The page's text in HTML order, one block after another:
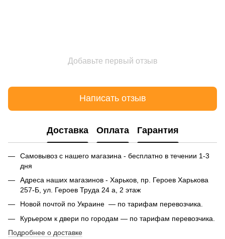
Добавьте первый отзыв
Написать отзыв
Доставка Оплата Гарантия
Самовывоз с нашего магазина - бесплатно в течении 1-3
дня
Адреса наших магазинов - Харьков, пр. Героев Харькова
257-Б, ул. Героев Труда 24 а, 2 этаж
Новой почтой по Украине — по тарифам перевозчика.
Курьером к двери по городам — по тарифам перевозчика.
Подробнее о доставке